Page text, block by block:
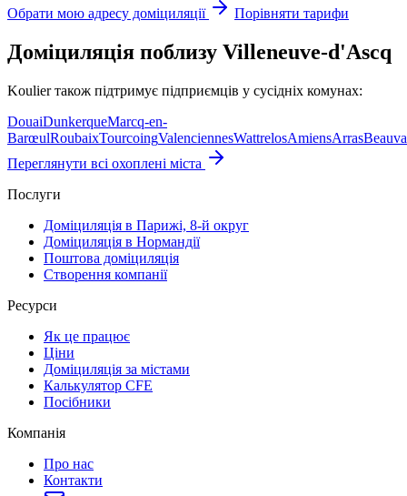
Обрати мою адресу доміциляції Порівняти тарифи
Доміциляція поблизу Villeneuve-d'Ascq
Koulier також підтримує підприємців у сусідніх комунах:
DouaiDunkerqueMarcq-en-
BarœulRoubaixTourcoingValenciennesWattrelosAmiensArras
Переглянути всі охоплені міста
Послуги
Доміциляція в Парижі, 8-й округ
Доміциляція в Нормандії
Поштова доміциляція
Створення компанії
Ресурси
Як це працює
Ціни
Доміциляція за містами
Калькулятор CFE
Посібники
Компанія
Про нас
Контакти